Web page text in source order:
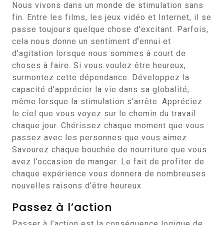
Nous vivons dans un monde de stimulation sans
fin. Entre les films, les jeux vidéo et Internet, il se
passe toujours quelque chose d’excitant. Parfois,
cela nous donne un sentiment d’ennui et
d’agitation lorsque nous sommes à court de
choses à faire. Si vous voulez être heureux,
surmontez cette dépendance. Développez la
capacité d’apprécier la vie dans sa globalité,
même lorsque la stimulation s’arrête. Appréciez
le ciel que vous voyez sur le chemin du travail
chaque jour. Chérissez chaque moment que vous
passez avec les personnes que vous aimez.
Savourez chaque bouchée de nourriture que vous
avez l’occasion de manger. Le fait de profiter de
chaque expérience vous donnera de nombreuses
nouvelles raisons d’être heureux.
Passez à l’action